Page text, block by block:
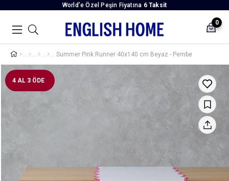
World’e Özel Peşin Fiyatına 6 Taksit
0
Summer Pink Runner 40x140 cm Beyaz - Pembe
4 AL 3 ÖDE